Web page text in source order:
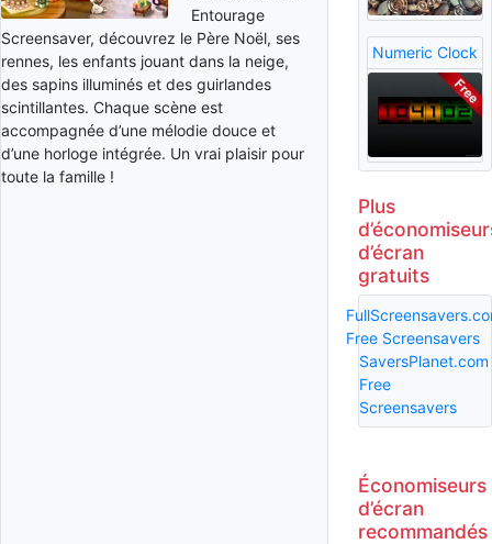
Entourage
Screensaver, découvrez le Père Noël, ses
rennes, les enfants jouant dans la neige,
des sapins illuminés et des guirlandes
scintillantes. Chaque scène est
accompagnée d’une mélodie douce et
d’une horloge intégrée. Un vrai plaisir pour
toute la famille !
Numeric Clock
Plus
d’écran
gratuits
Free Screensavers
SaversPlanet.com
Free
Screensavers
Économiseurs
d’écran
recommandés